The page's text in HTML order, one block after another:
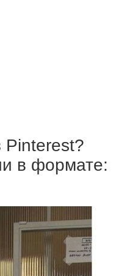
Pinterest?
в формате: